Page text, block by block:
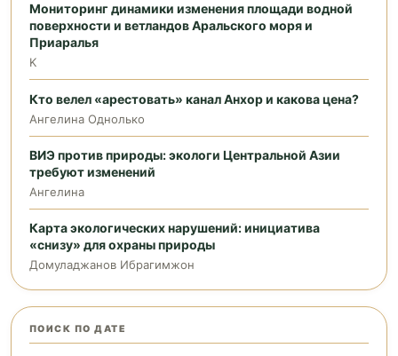
Мониторинг динамики изменения площади водной
поверхности и ветландов Аральского моря и
Приаралья
K
Кто велел «арестовать» канал Анхор и какова цена?
Ангелина Однолько
ВИЭ против природы: экологи Центральной Азии
требуют изменений
Ангелина
Карта экологических нарушений: инициатива
«снизу» для охраны природы
Домуладжанов Ибрагимжон
ПОИСК ПО ДАТЕ